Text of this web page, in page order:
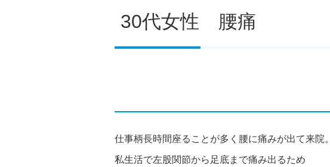
30代女性 腰痛
仕事柄長時間座ることが多く腰に痛みが出て来院。
私生活で左股関節から足底まで痛み出るため